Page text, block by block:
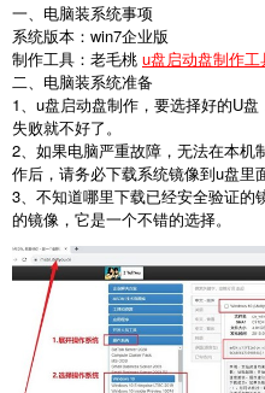
一、电脑装系统事项
系统版本：win7企业版
制作工具：老毛桃 u盘启动盘制作工
二、电脑装系统准备
1、u盘启动盘制作，要选择好的U
失败就不好了。
2、如果电脑严重故障，无法在本机
作后，请务必下载系统镜像到u盘里
3、不知道哪里下载已经安全验证的
的镜像，它是一个不错的选择。